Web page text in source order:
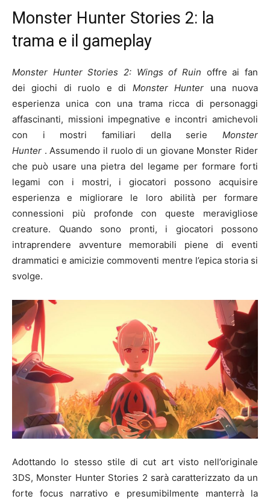
Monster Hunter Stories 2: la
trama e il gameplay
Monster Hunter Stories 2: Wings of Ruin offre ai fan
dei giochi di ruolo e di Monster Hunter una nuova
esperienza unica con una trama ricca di personaggi
affascinanti, missioni impegnative e incontri amichevoli
con i mostri familiari della serie Monster
Hunter . Assumendo il ruolo di un giovane Monster Rider
che può usare una pietra del legame per formare forti
legami con i mostri, i giocatori possono acquisire
esperienza e migliorare le loro abilità per formare
connessioni più profonde con queste meravigliose
creature. Quando sono pronti, i giocatori possono
intraprendere avventure memorabili piene di eventi
drammatici e amicizie commoventi mentre l’epica storia si
svolge.
Adottando lo stesso stile di cut art visto nell’originale
3DS, Monster Hunter Stories 2 sarà caratterizzato da un
forte focus narrativo e presumibilmente manterrà la